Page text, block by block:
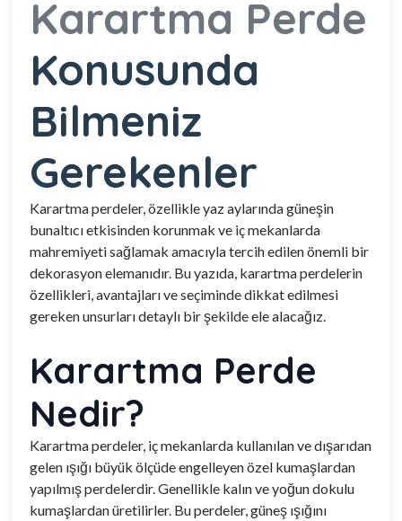
Karartma Perde
Konusunda
Bilmeniz
Gerekenler
Karartma perdeler, özellikle yaz aylarında güneşin
bunaltıcı etkisinden korunmak ve iç mekanlarda
mahremiyeti sağlamak amacıyla tercih edilen önemli bir
dekorasyon elemanıdır. Bu yazıda, karartma perdelerin
özellikleri, avantajları ve seçiminde dikkat edilmesi
gereken unsurları detaylı bir şekilde ele alacağız.
Karartma Perde
Nedir?
Karartma perdeler, iç mekanlarda kullanılan ve dışarıdan
gelen ışığı büyük ölçüde engelleyen özel kumaşlardan
yapılmış perdelerdir. Genellikle kalın ve yoğun dokulu
kumaşlardan üretilirler. Bu perdeler, güneş ışığını